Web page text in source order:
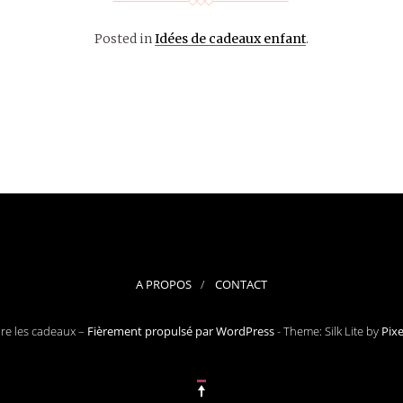
Posted inIdées de cadeaux enfant.
A PROPOS CONTACT
les cadeaux – Fièrement propulsé par WordPress-Theme: Silk Lite by